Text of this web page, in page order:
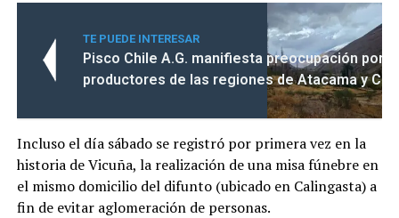
TE PUEDE INTERESAR
Pisco Chile A.G. manifiesta preocupación por
productores de las regiones de Atacama y
Incluso el día sábado se registró por primera vez en la
historia de Vicuña, la realización de una misa fúnebre en
el mismo domicilio del difunto (ubicado en Calingasta) a
fin de evitar aglomeración de personas.